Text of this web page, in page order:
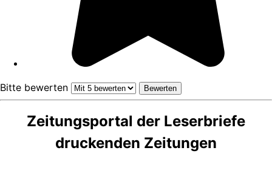
Bitte bewerten
Zeitungsportal der Leserbriefe
druckenden Zeitungen